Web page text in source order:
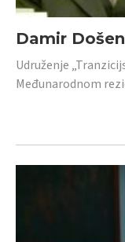
Damir
Udruženje
Međunarodnom